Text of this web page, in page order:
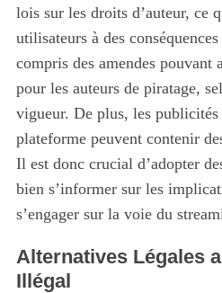
lois sur les droits d’auteur, ce
utilisateurs à des
compris des amendes pouvant
pour les auteurs de piratage,
vigueur. De plus, les
plateforme peuvent contenir
Il est donc crucial d’adopter
bien s’informer sur les
s’engager sur la voie du
Alternatives Légales
Illégal